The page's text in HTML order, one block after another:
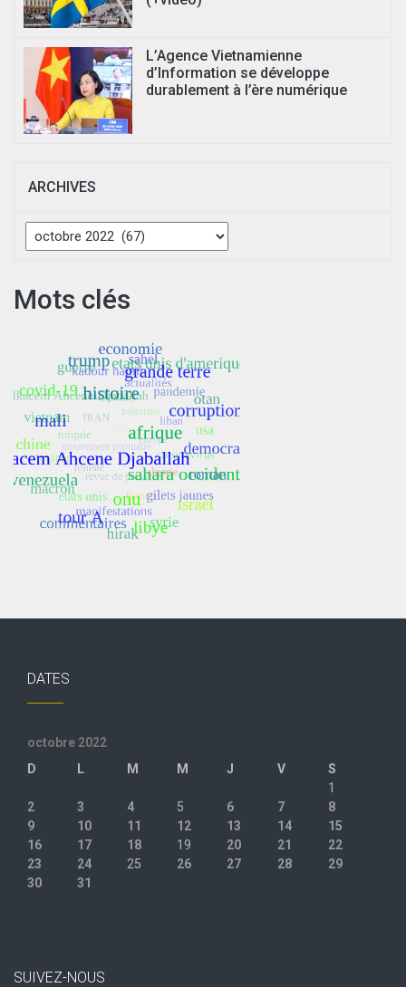
L’Agence Vietnamienne
d’Information se développe
durablement à l’ère numérique
ARCHIVES
Archives
Mots clés
DATES
octobre 2022
D
L M M J V
S
1
2
3 4 5 6 7
8
9
10 11 12 13 14
15
16
17 18 19 20 21
22
23
24 25 26 27 28
29
30
31
SUIVEZ-NOUS